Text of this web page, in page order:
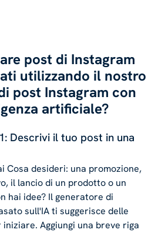
post di Instagram
utilizzando il nostro
post Instagram con
artificiale?
Descrivi il tuo post in una
Cosa desideri: una promozione,
il lancio di un prodotto o un
hai idee? Il generatore di
sull'IA ti suggerisce delle
Aggiungi una breve riga